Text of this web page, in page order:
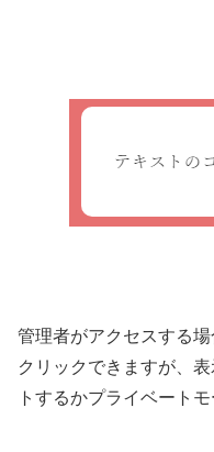
管理者がアクセスする
クリックできますが、
トするかプライベート